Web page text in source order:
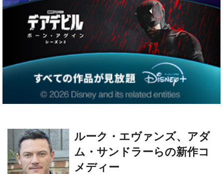
ルーク・エヴァンズ、アダ
ム・サンドラーらの新作コ
メディー